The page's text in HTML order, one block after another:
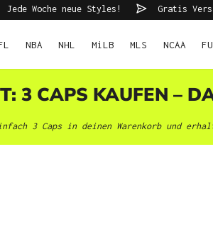
Jede Woche neue Styles! Gratis
NBA NHL MiLB MLS NCAA
3 CAPS KAUFEN –
3 Caps in deinen Warenkorb und